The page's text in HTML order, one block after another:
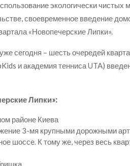
экологически чистых
своевременное введение
«Новопечерские Липки».
сегодня – шесть очередей
и академия тенниса UTA)
Липки»:
районе Киева
3-мя крупными дорожными
шоссе. К тому же, через весь